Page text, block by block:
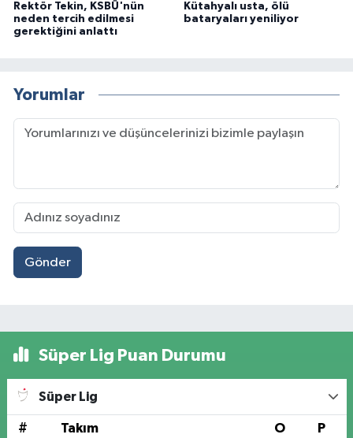
Rektör Tekin, KSBÜ'nün
neden tercih edilmesi
gerektiğini anlattı
Kütahyalı usta, ölü
bataryaları yeniliyor
Yorumlar
Gönder
Süper Lig Puan Durumu
Süper Lig
# Takım O P